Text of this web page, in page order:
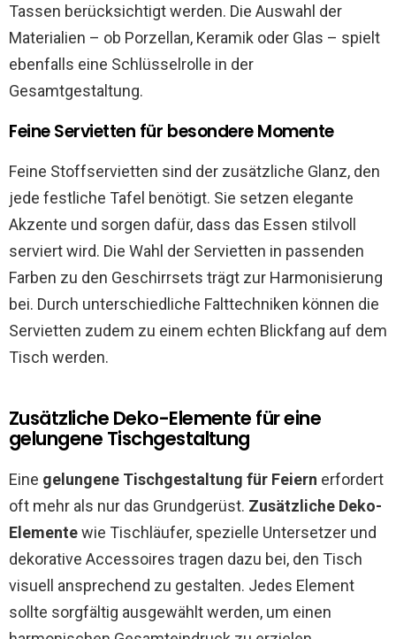
Tassen berücksichtigt werden. Die Auswahl der
Materialien – ob Porzellan, Keramik oder Glas – spielt
ebenfalls eine Schlüsselrolle in der
Gesamtgestaltung.
Feine Servietten für besondere Momente
Feine Stoffservietten sind der zusätzliche Glanz, den
jede festliche Tafel benötigt. Sie setzen elegante
Akzente und sorgen dafür, dass das Essen stilvoll
serviert wird. Die Wahl der Servietten in passenden
Farben zu den Geschirrsets trägt zur Harmonisierung
bei. Durch unterschiedliche Falttechniken können die
Servietten zudem zu einem echten Blickfang auf dem
Tisch werden.
Zusätzliche Deko-Elemente für eine
gelungene Tischgestaltung
Eine gelungene Tischgestaltung für Feiern erfordert
oft mehr als nur das Grundgerüst. Zusätzliche Deko-
Elementewie Tischläufer, spezielle Untersetzer und
dekorative Accessoires tragen dazu bei, den Tisch
visuell ansprechend zu gestalten. Jedes Element
sollte sorgfältig ausgewählt werden, um einen